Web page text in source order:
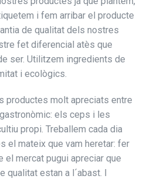
i fem arribar el producte
de qualitat dels nostres
fet diferencial atès que
ser. Utilitzem ingredients de
i ecològics.
productes molt apreciats entre
els ceps i les
propi. Treballem cada dia
el mateix que vam heretar: fer
el mercat pugui apreciar que
qualitat estan a l´abast. I